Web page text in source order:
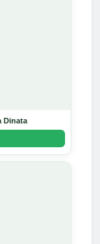
Dinata